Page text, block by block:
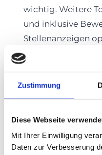
Zustimmung
Diese Webseite
Mit Ihrer Einwilligung
Daten zur Verbesserung
wichtig. Weitere
und inklusive
Stellenanzeigen
Ideen für die
Mit einem neuen
von
erleichtern und
unterstützen,